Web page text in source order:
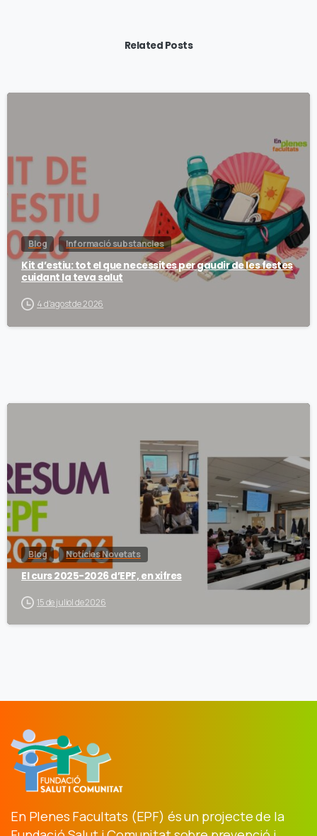
Related Posts
Blog Informació substancies
Kit d’estiu: tot el que necessites per gaudir de les festes
cuidant la teva salut
4 d'agost de 2026
Blog Notícies Novetats
El curs 2025-2026 d’EPF, en xifres
15 de juliol de 2026
En Plenes Facultats (EPF) és un projecte de la